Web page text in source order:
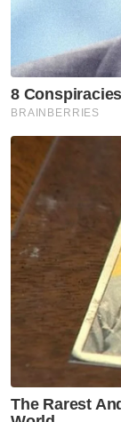
pesawat
Nahas
"Orang
ataupun
amalan-
menjadi
Sebelum
kebiasaan
perdebatan
masyarakat.